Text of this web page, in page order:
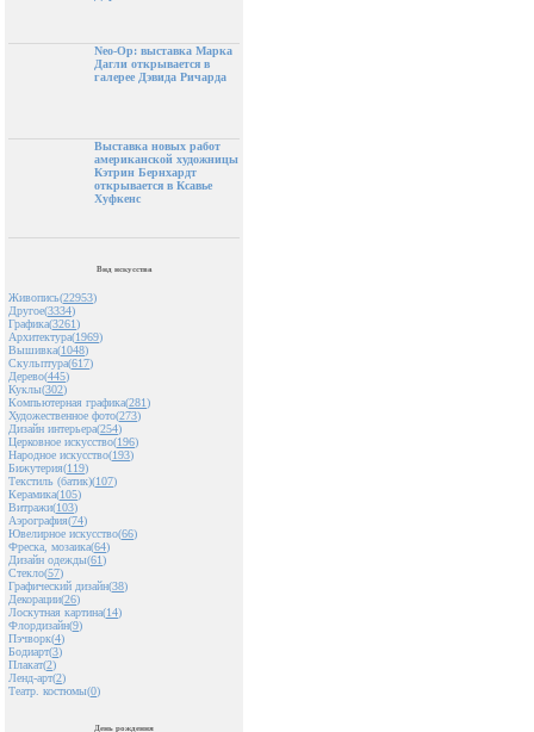
Neo-Op: выставка Марка
Дагли открывается в
галерее Дэвида Ричарда
Выставка новых работ
американской художницы
Кэтрин Бернхардт
открывается в Ксавье
Хуфкенс
Вид искусства
Живопись(22953)
Другое(3334)
Графика(3261)
Архитектура(1969)
Вышивка(1048)
Скульптура(617)
Дерево(445)
Куклы(302)
Компьютерная графика(281)
Художественное фото(273)
Дизайн интерьера(254)
Церковное искусство(196)
Народное искусство(193)
Бижутерия(119)
Текстиль (батик)(107)
Керамика(105)
Витражи(103)
Аэрография(74)
Ювелирное искусство(66)
Фреска, мозаика(64)
Дизайн одежды(61)
Стекло(57)
Графический дизайн(38)
Декорации(26)
Лоскутная картина(14)
Флордизайн(9)
Пэчворк(4)
Бодиарт(3)
Плакат(2)
Ленд-арт(2)
Театр. костюмы(0)
День рождения